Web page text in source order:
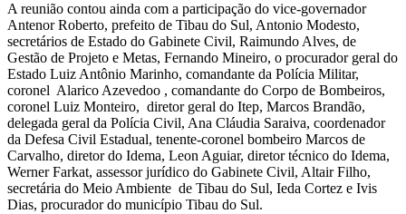
A reunião contou ainda com a participação do vice-governador
Antenor Roberto, prefeito de Tibau do Sul, Antonio Modesto,
secretários de Estado do Gabinete Civil, Raimundo Alves, de
Gestão de Projeto e Metas, Fernando Mineiro, o procurador geral do
Estado Luiz Antônio Marinho, comandante da Polícia Militar,
coronel Alarico Azevedoo , comandante do Corpo de Bombeiros,
coronel Luiz Monteiro, diretor geral do Itep, Marcos Brandão,
delegada geral da Polícia Civil, Ana Cláudia Saraiva, coordenador
da Defesa Civil Estadual, tenente-coronel bombeiro Marcos de
Carvalho, diretor do Idema, Leon Aguiar, diretor técnico do Idema,
Werner Farkat, assessor jurídico do Gabinete Civil, Altair Filho,
secretária do Meio Ambiente de Tibau do Sul, Ieda Cortez e Ivis
Dias, procurador do município Tibau do Sul.